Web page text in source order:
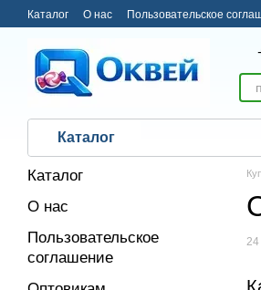
Перейти к основному контенту
Каталог О нас Пользовательское
Каталог
24
Каталог
О нас
Пользовательское
соглашение